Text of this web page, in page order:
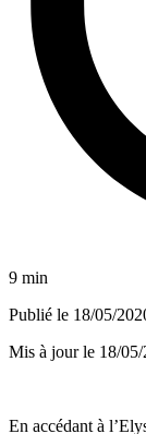
9 min
Publié le 18/05/
Mis à jour le 18/
En accédant à